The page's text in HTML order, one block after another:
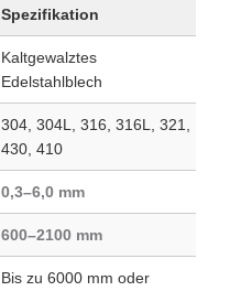
Spezifikation
Kaltgewalztes
Edelstahlblech
304, 304L, 316, 316L, 321,
430, 410
0,3–6,0 mm
600–2100 mm
Bis zu 6000 mm oder